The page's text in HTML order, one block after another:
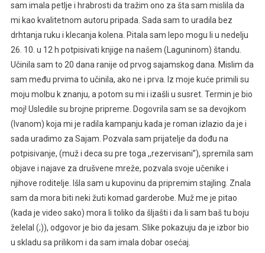
sam imala petlje i hrabrosti da tražim ono za šta sam mislila da
mi kao kvalitetnom autoru pripada. Sada sam to uradila bez
drhtanja ruku i klecanja kolena. Pitala sam lepo mogu li u nedelju
26. 10. u 12 h potpisivati knjige na našem (Laguninom) štandu.
Učinila sam to 20 dana ranije od prvog sajamskog dana. Mislim da
sam među prvima to učinila, ako ne i prva. Iz moje kuće primili su
moju molbu k znanju, a potom su mi i izašli u susret. Termin je bio
moj! Usledile su brojne pripreme. Dogovrila sam se sa devojkom
(Ivanom) koja mi je radila kampanju kada je roman izlazio da je i
sada uradimo za Sajam. Pozvala sam prijatelje da dođu na
potpisivanje, (muž i deca su pre toga ,,rezervisani’’), spremila sam
objave i najave za drušvene mreže, pozvala svoje učenike i
njihove roditelje. Išla sam u kupovinu da pripremim stajling. Znala
sam da mora biti neki žuti komad garderobe. Muž me je pitao
(kada je video sako) mora li toliko da šljašti i da li sam baš tu boju
želelal (;)), odgovor je bio da jesam. Slike pokazuju da je izbor bio
u skladu sa prilikom i da sam imala dobar osećaj.